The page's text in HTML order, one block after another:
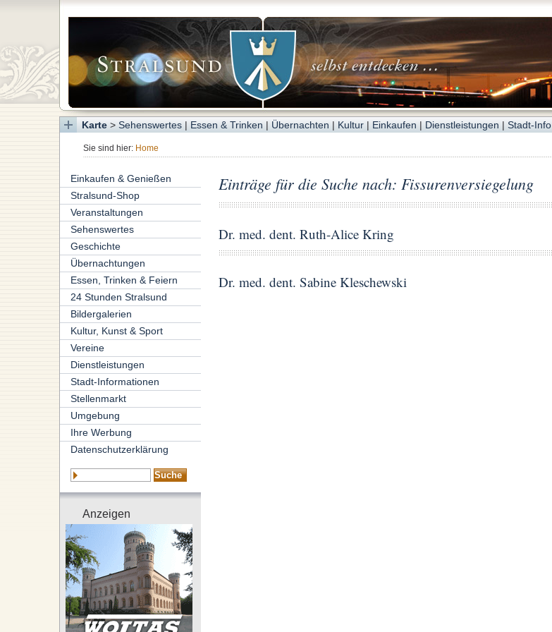
Karte> Sehenswertes| Essen & Trinken | Übernachten | Kultur| Einkaufen | Dienstleistungen | Stadt-Info
Sie sind hier: Home
Einkaufen & Genießen
Stralsund-Shop
Veranstaltungen
Sehenswertes
Geschichte
Übernachtungen
Essen, Trinken & Feiern
24 Stunden Stralsund
Bildergalerien
Kultur, Kunst & Sport
Vereine
Dienstleistungen
Stadt-Informationen
Stellenmarkt
Umgebung
Ihre Werbung
Datenschutzerklärung
Anzeigen
Einträge für die Suche nach: Fissurenversiegelung
Dr. med. dent. Ruth-Alice Kring
Dr. med. dent. Sabine Kleschewski